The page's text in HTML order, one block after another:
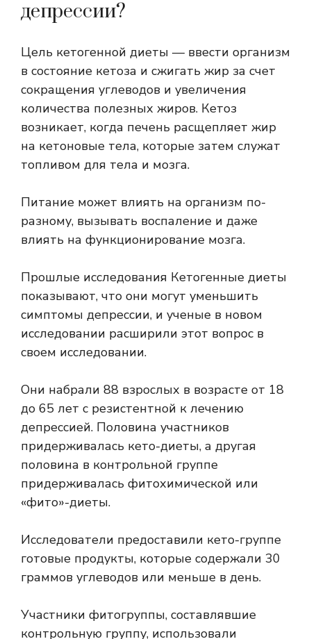
депрессии?
Цель кетогенной диеты — ввести организм
в состояние кетоза и сжигать жир за счет
сокращения углеводов и увеличения
количества полезных жиров. Кетоз
возникает, когда печень расщепляет жир
на кетоновые тела, которые затем служат
топливом для тела и мозга.
Питание может влиять на организм по-
разному, вызывать воспаление и даже
влиять на функционирование мозга.
Прошлые исследования Кетогенные диеты
показывают, что они могут уменьшить
симптомы депрессии, и ученые в новом
исследовании расширили этот вопрос в
своем исследовании.
Они набрали 88 взрослых в возрасте от 18
до 65 лет с резистентной к лечению
депрессией. Половина участников
придерживалась кето-диеты, а другая
половина в контрольной группе
придерживалась фитохимической или
«фито»-диеты.
Исследователи предоставили кето-группе
готовые продукты, которые содержали 30
граммов углеводов или меньше в день.
Участники фитогруппы, составлявшие
контрольную группу, использовали